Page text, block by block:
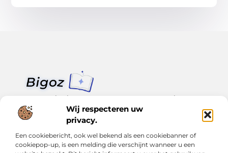
Wij respecteren uw
privacy.
Een cookiebericht, ook wel bekend als een cookiebanner of
cookiepop-up, is een melding die verschijnt wanneer u een
Van klein nieuws tot grote trends – alles op Bigoz.nl.
Lees inspirerende blogs en artikelen over het dagelijks leven,
actualiteit en meer.
Bericht categorie